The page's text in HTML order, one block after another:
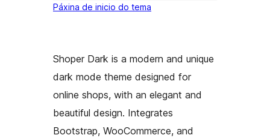
Páxina de inicio do tema
Shoper Dark is a modern and unique
dark mode theme designed for
online shops, with an elegant and
beautiful design. Integrates
Bootstrap, WooCommerce, and